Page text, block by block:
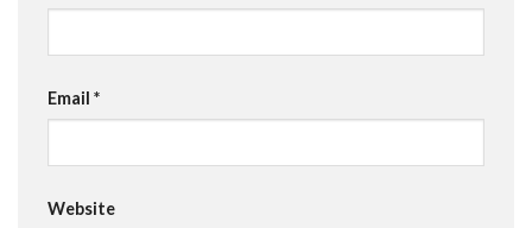
Email *
Website